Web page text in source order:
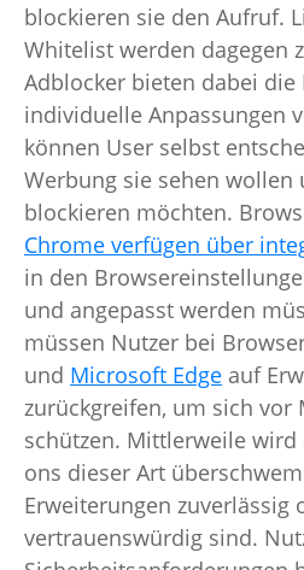
blockieren sie den Aufruf.
Whitelist werden dagegen
Adblocker bieten dabei die
individuelle Anpassungen
können User selbst
Werbung sie sehen wollen
blockieren möchten.
Chrome verfügen über
in den
und angepasst werden
müssen Nutzer bei
und Microsoft Edge auf
zurückgreifen, um sich vor
schützen. Mittlerweile wird
ons dieser Art
Erweiterungen zuverlässig
vertrauenswürdig sind.